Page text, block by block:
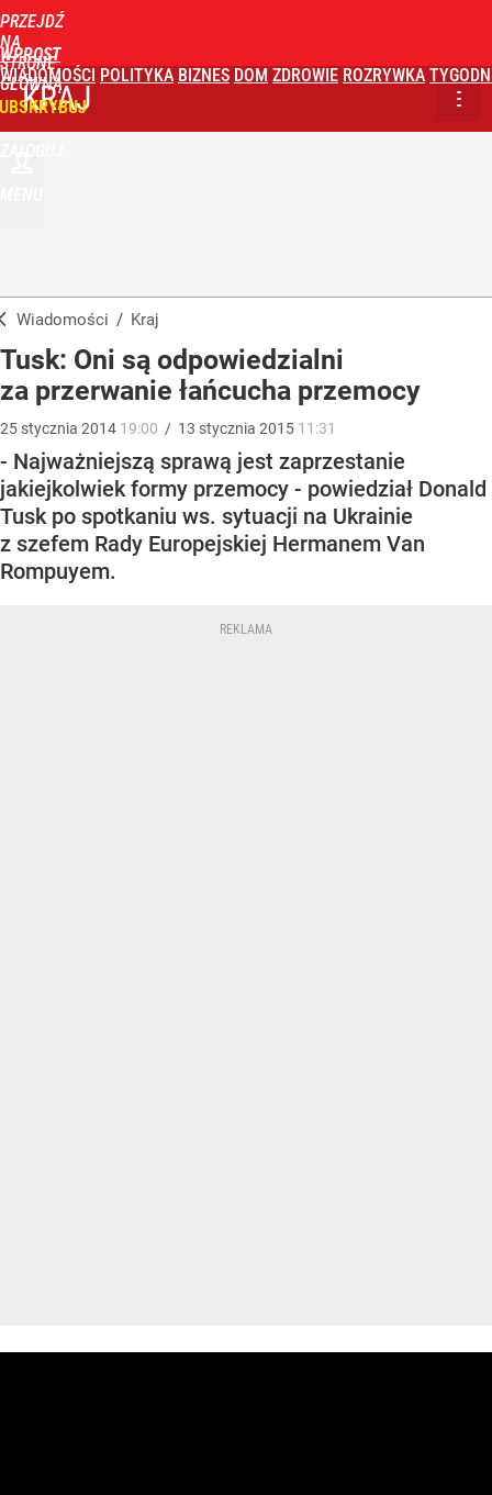
PRZEJDŹ
NA
STRONĘ
GŁÓWNĄ
WPROST
WIADOMOŚCI POLITYKA BIZNES DOM ZDROWIE ROZRYWKA
KRAJ
Wiadomości / Kraj
Tusk: Oni są odpowiedzialni
za przerwanie łańcucha przemocy
25 stycznia 2014 19:00 / 13 stycznia 2015 11:31
- Najważniejszą sprawą jest zaprzestanie
jakiejkolwiek formy przemocy - powiedział Donald
Tusk po spotkaniu ws. sytuacji na Ukrainie
z szefem Rady Europejskiej Hermanem Van
Rompuyem.